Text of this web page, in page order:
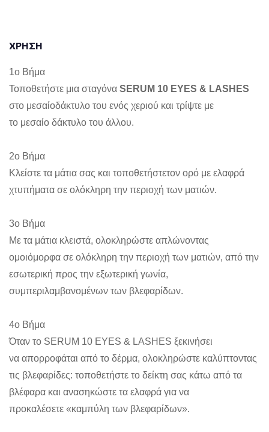
ΧΡΗΣΗ
1ο Βήμα
Τοποθετήστε μια σταγόνα SERUM 10 EYES & LASHES
στο μεσαίοδάκτυλο του ενός χεριού και τρίψτε με
το μεσαίο δάκτυλο του άλλου.
2ο Βήμα
Κλείστε τα μάτια σας και τοποθετήστετον ορό με ελαφρά
χτυπήματα σε ολόκληρη την περιοχή των ματιών.
3ο Βήμα
Με τα μάτια κλειστά, ολοκληρώστε απλώνοντας
ομοιόμορφα σε ολόκληρη την περιοχή των ματιών, από την
εσωτερική προς την εξωτερική γωνία,
συμπεριλαμβανομένων των βλεφαρίδων.
4ο Βήμα
Όταν το SERUM 10 EYES & LASHES ξεκινήσει
να απορροφάται από το δέρμα, ολοκληρώστε καλύπτοντας
τις βλεφαρίδες: τοποθετήστε το δείκτη σας κάτω από τα
βλέφαρα και ανασηκώστε τα ελαφρά για να
προκαλέσετε «καμπύλη των βλεφαρίδων».